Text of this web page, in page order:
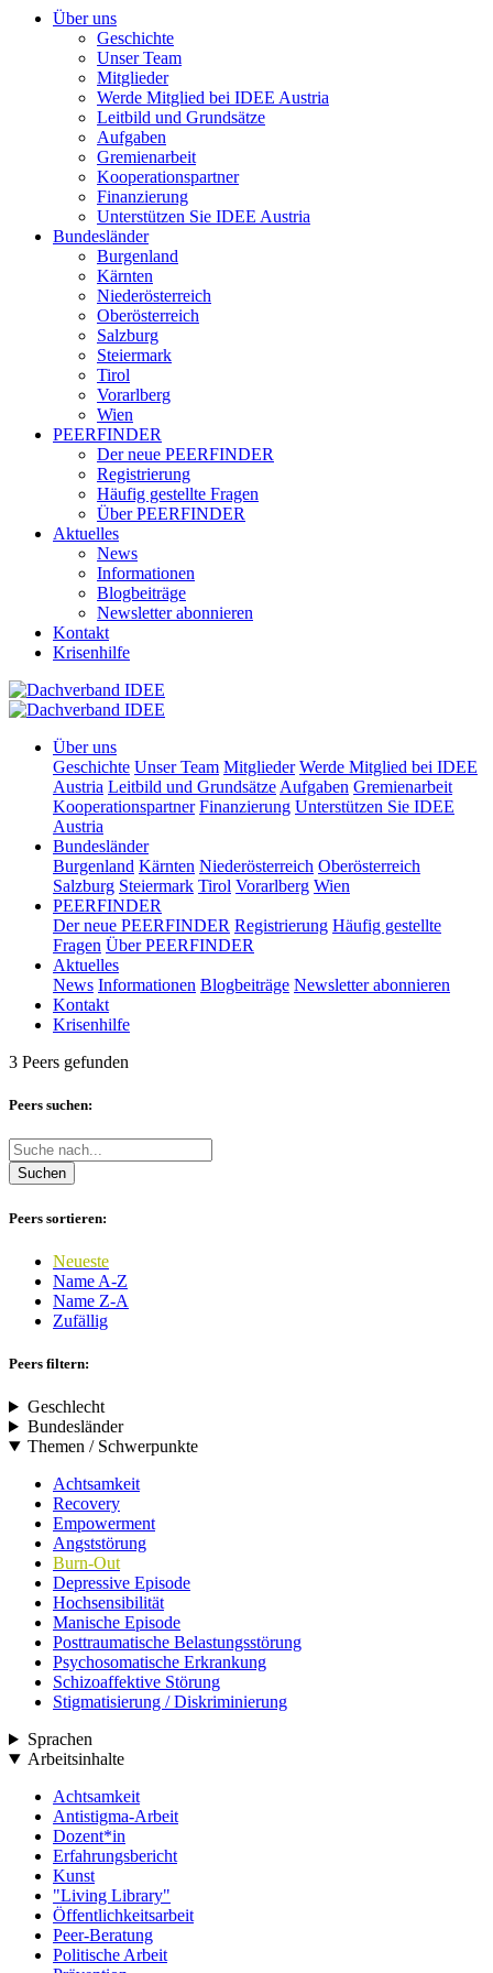
Über uns
Geschichte
Unser Team
Mitglieder
Werde Mitglied bei IDEE Austria
Leitbild und Grundsätze
Aufgaben
Gremienarbeit
Kooperationspartner
Finanzierung
Unterstützen Sie IDEE Austria
Bundesländer
Burgenland
Kärnten
Niederösterreich
Oberösterreich
Salzburg
Steiermark
Tirol
Vorarlberg
Wien
PEERFINDER
Der neue PEERFINDER
Registrierung
Häufig gestellte Fragen
Über PEERFINDER
Aktuelles
News
Informationen
Blogbeiträge
Newsletter abonnieren
Kontakt
Krisenhilfe
Über uns
Geschichte Unser Team Mitglieder Werde Mitglied bei IDEE
Austria Leitbild und Grundsätze Aufgaben Gremienarbeit
Kooperationspartner Finanzierung Unterstützen Sie IDEE
Austria
Bundesländer
Burgenland Kärnten Niederösterreich Oberösterreich
Salzburg Steiermark Tirol Vorarlberg Wien
PEERFINDER
Der neue PEERFINDER Registrierung Häufig gestellte
Fragen Über PEERFINDER
Aktuelles
News Informationen Blogbeiträge Newsletter abonnieren
Kontakt
Krisenhilfe
3 Peers gefunden
Peers suchen:
Suchen
Peers sortieren:
Neueste
Name A-Z
Name Z-A
Zufällig
Peers filtern:
Geschlecht
Bundesländer
Themen / Schwerpunkte
Achtsamkeit
Recovery
Empowerment
Angststörung
Burn-Out
Depressive Episode
Hochsensibilität
Manische Episode
Posttraumatische Belastungsstörung
Psychosomatische Erkrankung
Schizoaffektive Störung
Stigmatisierung / Diskriminierung
Sprachen
Arbeitsinhalte
Achtsamkeit
Antistigma-Arbeit
Dozent*in
Erfahrungsbericht
Kunst
"Living Library"
Öffentlichkeitsarbeit
Peer-Beratung
Politische Arbeit